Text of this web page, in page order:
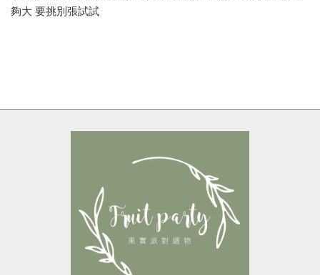
夠大 要挑別張試試